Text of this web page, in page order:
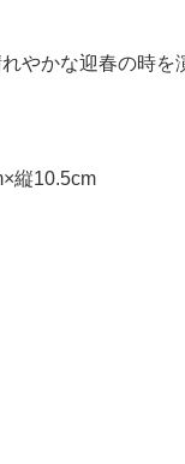
やかな迎春の時を
縦10.5cm